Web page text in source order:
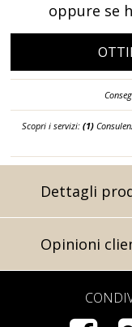
oppure se
Scopri i servizi: (1)
Dettagli
Opinioni